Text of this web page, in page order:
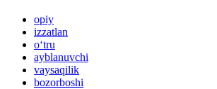
opiy
izzatlan
o‘tru
ayblanuvchi
vaysaqilik
bozorboshi